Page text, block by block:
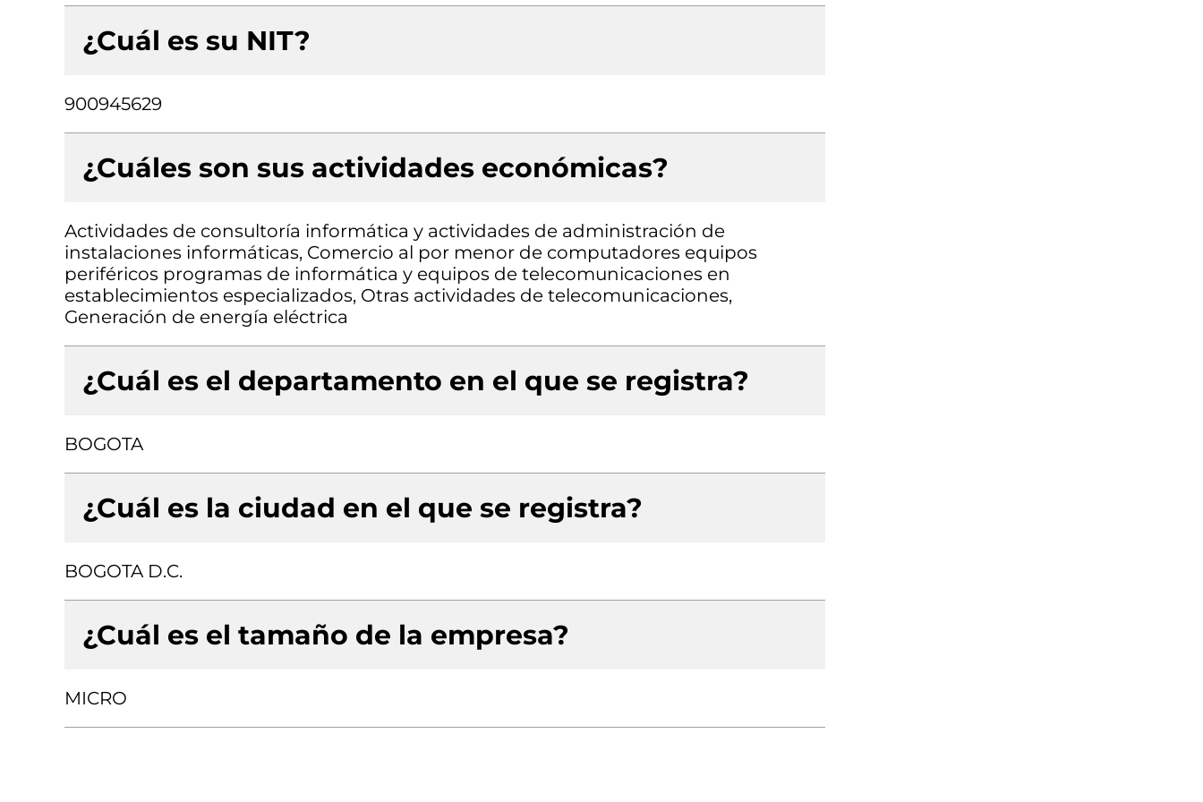
¿Cuál es su NIT?
900945629
¿Cuáles son sus actividades económicas?
Actividades de consultoría informática y actividades de administración de
instalaciones informáticas, Comercio al por menor de computadores equipos
periféricos programas de informática y equipos de telecomunicaciones en
establecimientos especializados, Otras actividades de telecomunicaciones,
Generación de energía eléctrica
¿Cuál es el departamento en el que se registra?
BOGOTA
¿Cuál es la ciudad en el que se registra?
BOGOTA D.C.
¿Cuál es el tamaño de la empresa?
MICRO